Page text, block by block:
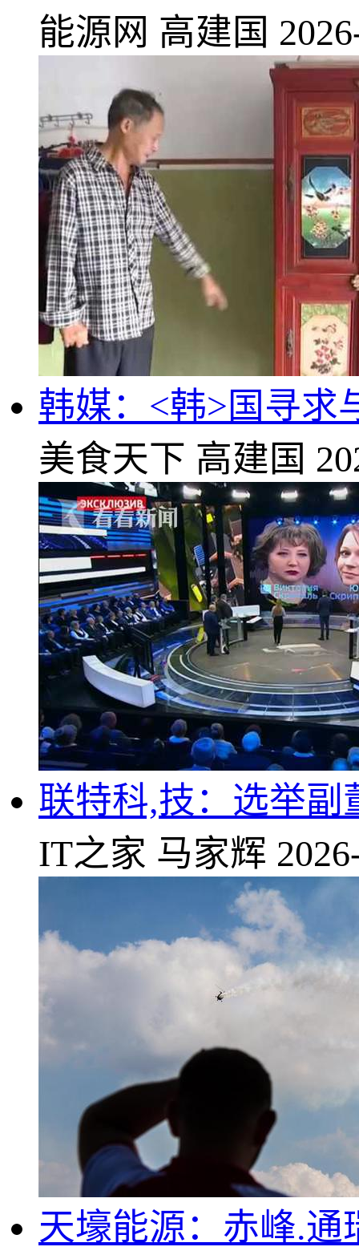
能源网 高建国
韩媒：<韩>国寻求
美食天下 高建国
联特科,技：选举副
IT之家 马家辉
天壕能源：赤峰.通